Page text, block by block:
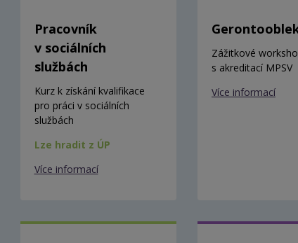
Pracovník
v sociálních
službách
Kurz k získání kvalifikace
pro práci v sociálních
službách
Lze hradit z ÚP
Více informací
Zážitkové
s akreditací MPSV
Více informací